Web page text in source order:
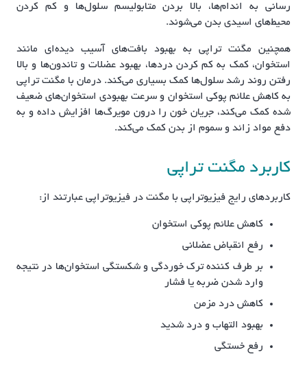
رسانی به اندام‌ها، بالا بردن متابولیسم سلول‌ها و کم کردن
محیط‌های اسیدی بدن می‌شوند.
همچنین مگنت تراپی به بهبود بافت‌های آسیب دیده‌ای مانند
استخوان، کمک به کم کردن درد‌ها، بهبود عضلات و تاندون‌ها و بالا
رفتن روند رشد سلول‌ها کمک بسیاری می‌کند. درمان با مگنت تراپی
به کاهش علائم پوکی استخوان و سرعت بهبودی استخوان‌های ضعیف
شده کمک می‌کند، جریان خون را درون مویرگ‌ها افزایش داده و به
دفع مواد زائد و سموم از بدن کمک می‌کند.
کاربرد مگنت تراپی
کاربردهای رایج فیزیوتراپی با مگنت در فیزیوتراپی عبارتند از:
کاهش علائم پوکی استخوان
رفع انقباض عضلانی
بر طرف کننده ترک خوردگی و شکستگی استخوان‌ها در نتیجه
وارد شدن ضربه یا فشار
کاهش درد مزمن
بهبود التهاب و درد شدید
رفع خستگی